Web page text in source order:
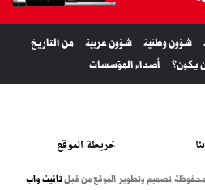
شؤون وطنية شؤون عربية
من التاريخ
يكون؟ أصداء المؤسسات
خريطة الموقع
تصميم وتطوير الموقع من قبلتانيت واب